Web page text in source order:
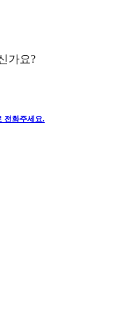
가요?
전화주세요.